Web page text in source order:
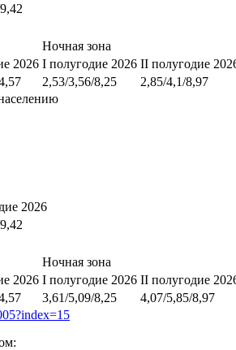
Ночная зона
2026 I полугодие 2026 II полугодие
2,53/3,56/8,25
2,85/4,1/8,97
2026
Ночная зона
2026 I полугодие 2026 II полугодие
3,61/5,09/8,25
4,07/5,85/8,97